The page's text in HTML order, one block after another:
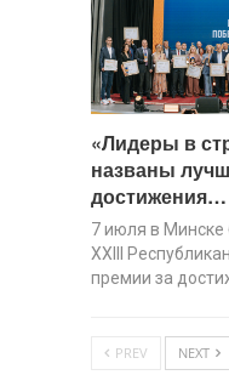
«Лидеры в
названы
достижения…
7 июля в
XХIII
премии за
PREV NEXT